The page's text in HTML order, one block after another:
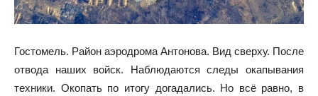
Гостомель. Район аэродрома Антонова. Вид сверху. После
отвода наших войск. Наблюдаются следы окапывания
техники. Окопать по итогу догадались. Но всё равно, в